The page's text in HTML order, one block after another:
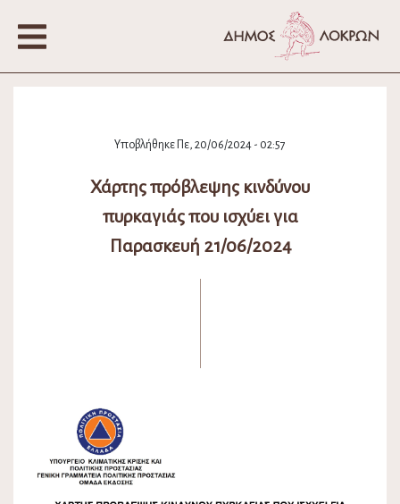
Υποβλήθηκε Πε, 20/06/2024 - 02:57
Χάρτης πρόβλεψης κινδύνου
πυρκαγιάς που ισχύει για
Παρασκευή 21/06/2024